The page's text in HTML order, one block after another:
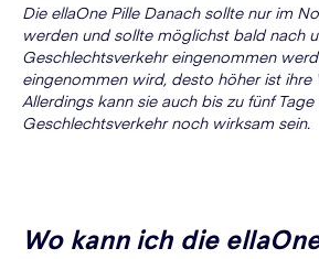
Die ellaOne Pille Danach sollte nur im
werden und sollte möglichst bald nach
Geschlechtsverkehr eingenommen
eingenommen wird, desto höher ist ihre
Allerdings kann sie auch bis zu fünf
Geschlechtsverkehr noch wirksam sein.
Wo kann ich die